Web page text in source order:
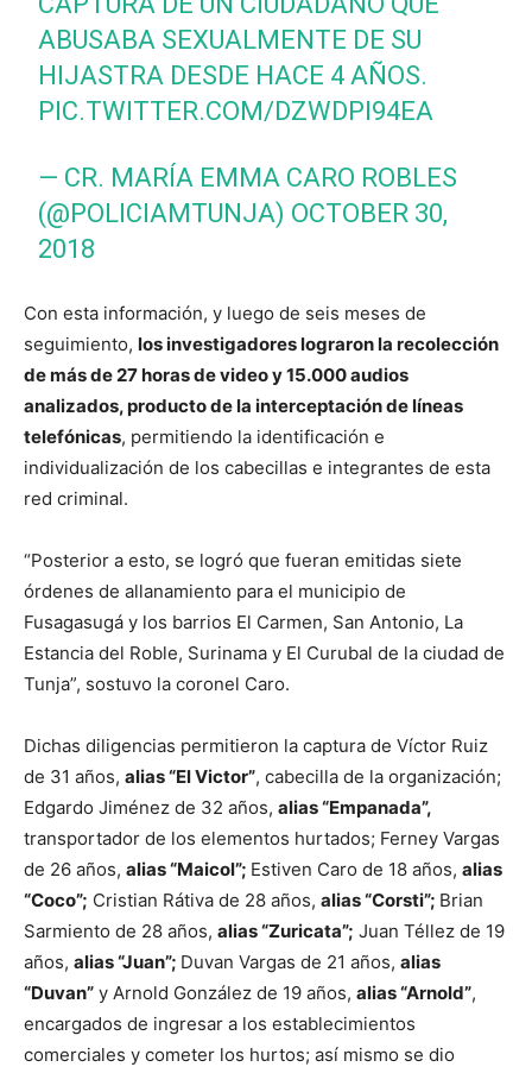
ABUSABA SEXUALMENTE DE SU
HIJASTRA DESDE HACE 4 AÑOS.
PIC.TWITTER.COM/DZWDPI94EA
— CR. MARÍA EMMA CARO ROBLES
(@POLICIAMTUNJA) OCTOBER 30,
2018
Con esta información, y luego de seis meses de
seguimiento, los investigadores lograron la recolección
de más de 27 horas de video y 15.000 audios
analizados, producto de la interceptación de líneas
telefónicas, permitiendo la identificación e
individualización de los cabecillas e integrantes de esta
red criminal.
“Posterior a esto, se logró que fueran emitidas siete
órdenes de allanamiento para el municipio de
Fusagasugá y los barrios El Carmen, San Antonio, La
Estancia del Roble, Surinama y El Curubal de la ciudad de
Tunja”, sostuvo la coronel Caro.
Dichas diligencias permitieron la captura de Víctor Ruiz
de 31 años, alias “El Victor”, cabecilla de la organización;
Edgardo Jiménez de 32 años, alias “Empanada”,
transportador de los elementos hurtados; Ferney Vargas
de 26 años, alias “Maicol”; Estiven Caro de 18 años, alias
“Coco”; Cristian Rátiva de 28 años, alias “Corsti”; Brian
Sarmiento de 28 años, alias “Zuricata”; Juan Téllez de 19
años, alias “Juan”; Duvan Vargas de 21 años, alias
“Duvan” y Arnold González de 19 años, alias “Arnold”,
encargados de ingresar a los establecimientos
comerciales y cometer los hurtos; así mismo se dio